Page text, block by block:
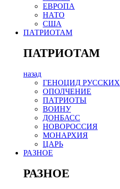
ЕВРОПА
НАТО
США
ПАТРИОТАМ
ПАТРИОТАМ
назад
ГЕНОЦИД РУССКИХ
ОПОЛЧЕНИЕ
ПАТРИОТЫ
ВОИНУ
ДОНБАСС
НОВОРОССИЯ
МОНАРХИЯ
ЦАРЬ
РАЗНОЕ
РАЗНОЕ